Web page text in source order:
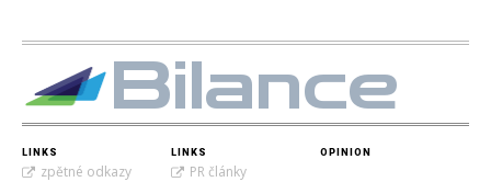
Bilance
LINKS
zpětné odkazy
LINKS
PR články
OPINION